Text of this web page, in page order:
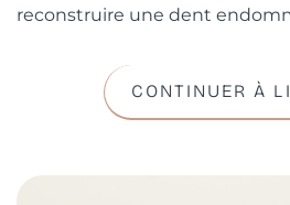
reconstruire une dent
CONTINUER À